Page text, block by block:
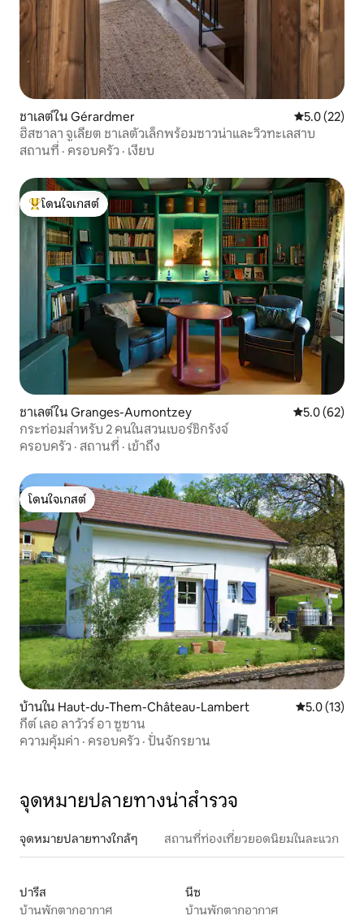
ชาเลต์ใน Gérardmer คะแนนเฉลี่ย
5.0 (22)
ฮิสซาลา จูเลียต ชาเลตัวเล็กพร้อมซาวน่าและวิวทะเลสาบ
สถานที่ · ครอบครัว · เงียบ
โดนใจเกสต์ที่สุด
โดนใจเกสต์
ชาเลต์ใน Granges-Aumontzey คะแนนเฉลี่ย
5.0 (62)
กระท่อมสำหรับ 2 คนในสวนเบอร์ชิกรังจ์
ครอบครัว · สถานที่ · เข้าถึง
โดนใจเกสต์
โดนใจเกสต์
บ้านใน Haut-du-Them-Château-Lambert คะแนนเฉลี่ย
5.0 (13)
กีต์ เลอ ลาวัวร์ อา ซูซาน
ความคุ้มค่า · ครอบครัว · ปั่นจักรยาน
จุดหมายปลายทางน่าสำรวจ
จุดหมายปลายทางใกล้ๆ สถานที่ท่องเที่ยวยอดนิยมในละแวก
ปารีส
บ้านพักตากอากาศ
นีซ
บ้านพักตากอากาศ